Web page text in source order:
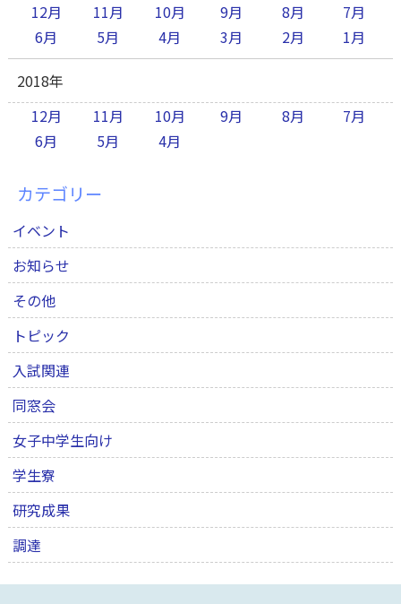
12月
11月 10月 9月 8月
7月
6月
5月 4月 3月 2月 1月
2018年
12月
11月 10月 9月 8月
7月
6月
5月 4月
カテゴリー
イベント
お知らせ
その他
トピック
入試関連
同窓会
女子中学生向け
学生寮
研究成果
調達